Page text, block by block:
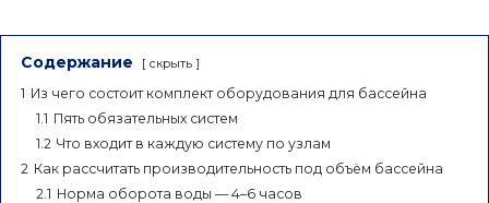
Содержание скрыть
1 Из чего состоит комплект оборудования для бассейна
1.1 Пять обязательных систем
1.2 Что входит в каждую систему по узлам
2 Как рассчитать производительность под объём бассейна
2.1 Норма оборота воды — 4–6 часов